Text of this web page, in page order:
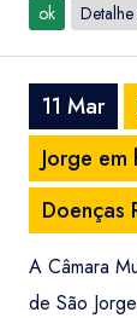
ok
11 Mar
Jorge
Doenças
A Câmara
de São